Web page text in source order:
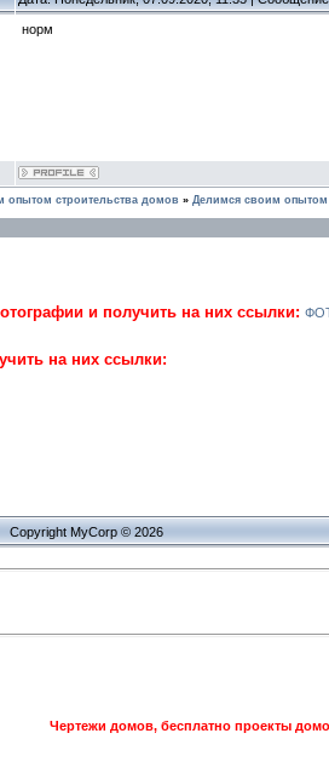
норм
опытом строительства домов » Делимся своим опытом
и получить на них ссылки:
на них ссылки:
Copyright MyCorp © 2026
Чертежи домов, бесплатно проекты